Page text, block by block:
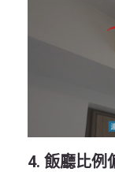
4. 飯廳比例